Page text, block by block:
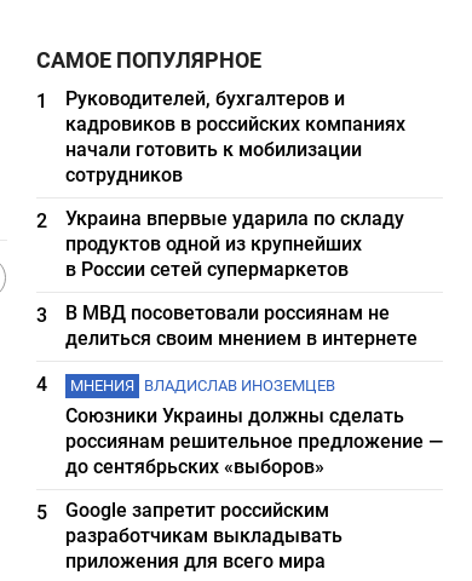
САМОЕ ПОПУЛЯРНОЕ
1
Руководителей, бухгалтеров и
кадровиков в российских компаниях
начали готовить к мобилизации
сотрудников
2
Украина впервые ударила по складу
продуктов одной из крупнейших
в России сетей супермаркетов
3
В МВД посоветовали россиянам не
делиться своим мнением в интернете
4
МНЕНИЯ ВЛАДИСЛАВ ИНОЗЕМЦЕВ
Союзники Украины должны сделать
россиянам решительное предложение —
до сентябрьских «выборов»
5
Google запретит российским
разработчикам выкладывать
приложения для всего мира